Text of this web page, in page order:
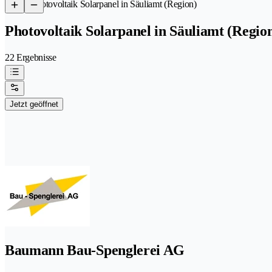
/Photovoltaik Solarpanel in Säuliamt (Region)
Photovoltaik Solarpanel in Säuliamt
22 Ergebnisse
Jetzt geöffnet
Baumann Bau-Spenglerei AG